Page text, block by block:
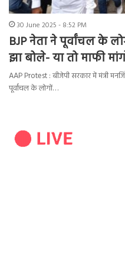
30 June 2025 - 8:52 PM
BJP नेता ने पूर्वांचल के
झा बोले- या तो माफी
AAP Protest : बीजेपी सरकार में मंत्री
पूर्वांचल के लोगों…